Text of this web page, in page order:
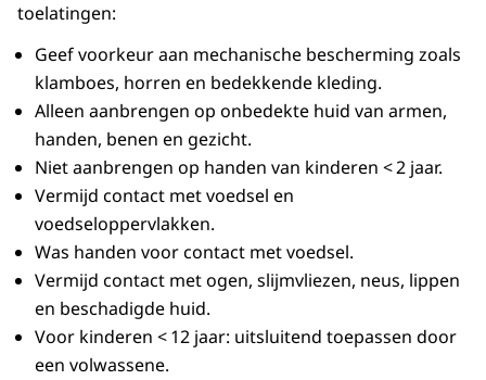
toelatingen:
Geef voorkeur aan mechanische bescherming zoals
klamboes, horren en bedekkende kleding.
Alleen aanbrengen op onbedekte huid van armen,
handen, benen en gezicht.
Niet aanbrengen op handen van kinderen < 2 jaar.
Vermijd contact met voedsel en
voedseloppervlakken.
Was handen voor contact met voedsel.
Vermijd contact met ogen, slijmvliezen, neus, lippen
en beschadigde huid.
Voor kinderen < 12 jaar: uitsluitend toepassen door
een volwassene.